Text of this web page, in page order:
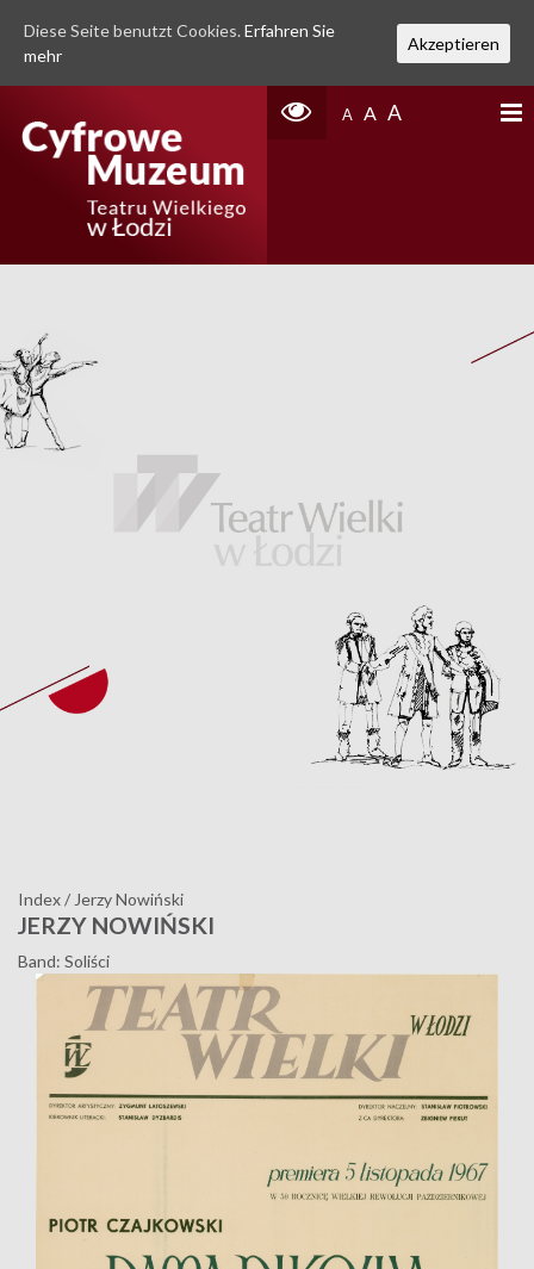
A A A
Index/ Jerzy Nowiński
JERZY NOWIŃSKI
Band: Soliści
Diese Seite benutzt Cookies. Erfahren Sie
mehr
Akzeptieren